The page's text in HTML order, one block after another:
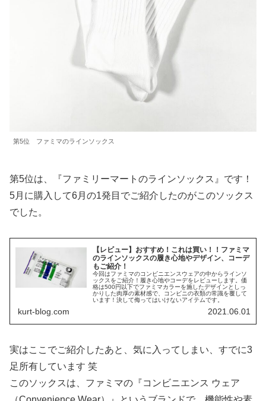
第5位 ファミマのラインソックス
第5位は、『ファミリーマートのラインソックス』です！
5月に購入して6月の1発目でご紹介したのがこのソックス
でした。
【レビュー】おすすめ！これは買い！！ファミマ
のラインソックスの履き心地やデザイン、コーデ
もご紹介！
今回はファミマのコンビニエンスウェアの中からラインソ
ックスをご紹介！履き心地やコーデをレビューします。価
格は500円以下でファミマカラーを施したデザインとしっ
かりした肉厚の素材感で、コンビニの衣類の常識を覆して
います！決して侮ってはいけないアイテムです。
kurt-blog.com 2021.06.01
実はここでご紹介したあと、気に入ってしまい、すでに3
足所有しています 笑
このソックスは、ファミマの『コンビニエンス ウェア